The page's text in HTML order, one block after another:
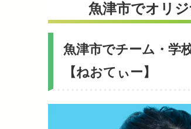
魚津市でオリ
魚津市でチーム・学
【ねおてぃー】